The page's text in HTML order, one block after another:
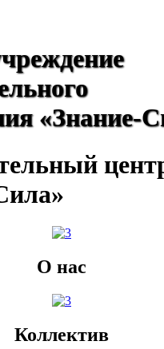
«Знание-
О нас
Коллектив